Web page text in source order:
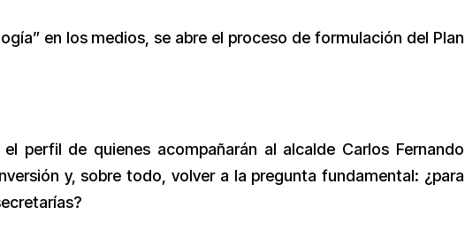
en los medios, se abre el proceso de formulación del Plan
perfil de quienes acompañarán al alcalde Carlos Fernando
y, sobre todo, volver a la pregunta fundamental: ¿para